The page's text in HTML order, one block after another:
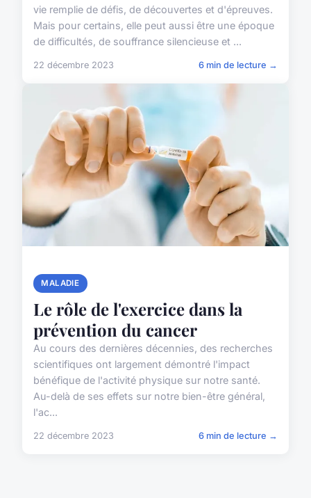
vie remplie de défis, de découvertes et d'épreuves.
Mais pour certains, elle peut aussi être une époque
de difficultés, de souffrance silencieuse et ...
22 décembre 2023 6 min de lecture →
MALADIE
Le rôle de l'exercice dans la
prévention du cancer
Au cours des dernières décennies, des recherches
scientifiques ont largement démontré l'impact
bénéfique de l'activité physique sur notre santé.
Au-delà de ses effets sur notre bien-être général,
l'ac...
22 décembre 2023 6 min de lecture →